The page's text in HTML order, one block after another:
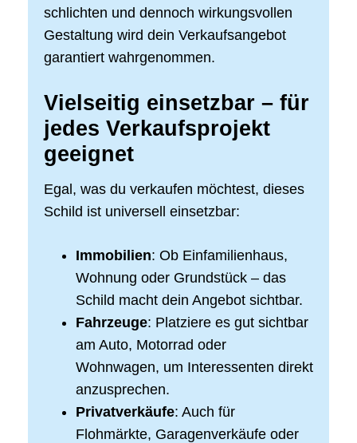
schlichten und dennoch wirkungsvollen
Gestaltung wird dein Verkaufsangebot
garantiert wahrgenommen.
Vielseitig einsetzbar – für
jedes Verkaufsprojekt
geeignet
Egal, was du verkaufen möchtest, dieses
Schild ist universell einsetzbar:
Immobilien: Ob Einfamilienhaus,
Wohnung oder Grundstück – das
Schild macht dein Angebot sichtbar.
Fahrzeuge: Platziere es gut sichtbar
am Auto, Motorrad oder
Wohnwagen, um Interessenten direkt
anzusprechen.
Privatverkäufe: Auch für
Flohmärkte, Garagenverkäufe oder